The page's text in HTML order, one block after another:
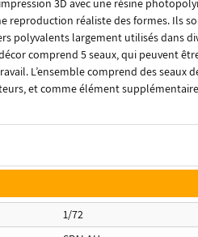
3D avec une résine
reproduction réaliste des formes. Ils
polyvalents largement utilisés dans
comprend 5 seaux, qui peuvent
L’ensemble comprend des seaux
et comme élément
1/72